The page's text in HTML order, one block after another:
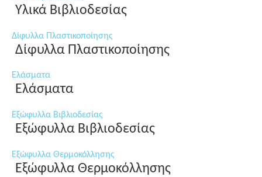
Υλικά Βιβλιοδεσίας
Δίφυλλα Πλαστικοποίησης
Δίφυλλα Πλαστικοποίησης
Ελάσματα
Ελάσματα
Εξώφυλλα Βιβλιοδεσίας
Εξώφυλλα Βιβλιοδεσίας
Εξώφυλλα Θερμοκόλλησης
Εξώφυλλα Θερμοκόλλησης